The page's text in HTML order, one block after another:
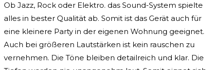
Ob Jazz, Rock oder Elektro. das Sound-System spielte
alles in bester Qualität ab. Somit ist das Gerät auch für
eine kleinere Party in der eigenen Wohnung geeignet.
Auch bei größeren Lautstärken ist kein rauschen zu
vernehmen. Die Töne bleiben detailreich und klar. Die